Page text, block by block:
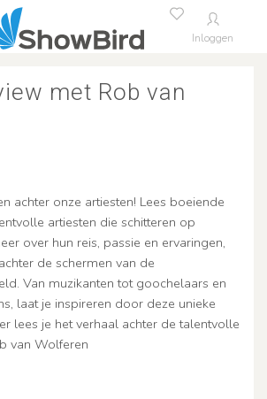
Inloggen
met Rob van
achter onze artiesten! Lees boeiende
artiesten die schitteren op
over hun reis, passie en ervaringen,
de schermen van de
Van muzikanten tot goochelaars en
laat je inspireren door deze unieke
lees je het verhaal achter de talentvolle
van Wolferen